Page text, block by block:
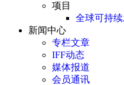
项目
全球可持
新闻中心
专栏文章
IFF动态
媒体报道
会员通讯